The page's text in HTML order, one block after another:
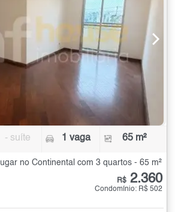
- suíte 1 vaga 65 m²
no Continental com 3 quartos - 65 m²
R$ 2.360
Condomínio: R$ 502